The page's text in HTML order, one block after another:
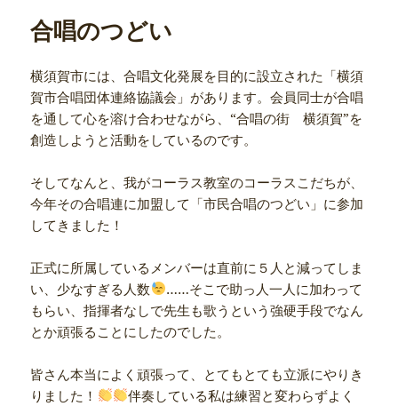
合唱のつどい
横須賀市には、合唱文化発展を目的に設立された「横須
賀市合唱団体連絡協議会」があります。会員同士が合唱
を通して心を溶け合わせながら、“合唱の街 横須賀”を
創造しようと活動をしているのです。
そしてなんと、我がコーラス教室のコーラスこだちが、
今年その合唱連に加盟して「市民合唱のつどい」に参加
してきました！
正式に所属しているメンバーは直前に５人と減ってしま
い、少なすぎる人数
……そこで助っ人一人に加わって
もらい、指揮者なしで先生も歌うという強硬手段でなん
とか頑張ることにしたのでした。
皆さん本当によく頑張って、とてもとても立派にやりき
りました！
伴奏している私は練習と変わらずよく